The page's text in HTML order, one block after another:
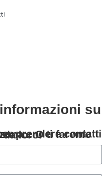
su
direttamente da loro!